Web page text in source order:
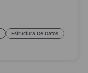
Estructura De Datos